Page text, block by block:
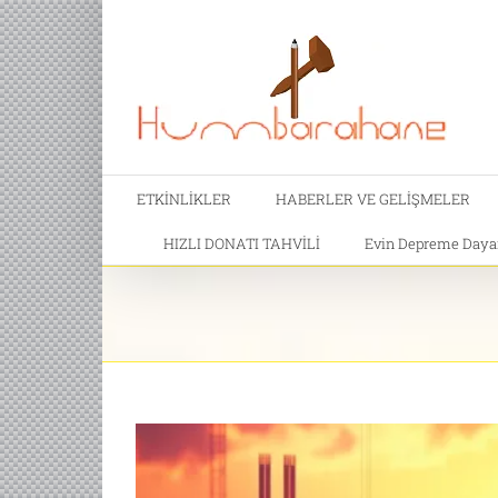
ETKİNLİKLER HABERLER VE GELİŞMELER
HIZLI DONATI TAHVİLİ Evin Depreme